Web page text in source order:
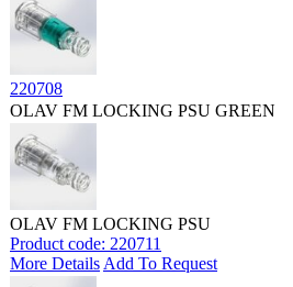
220708
OLAV FM LOCKING PSU GREEN
OLAV FM LOCKING PSU
Product code: 220711
More Details Add To Request